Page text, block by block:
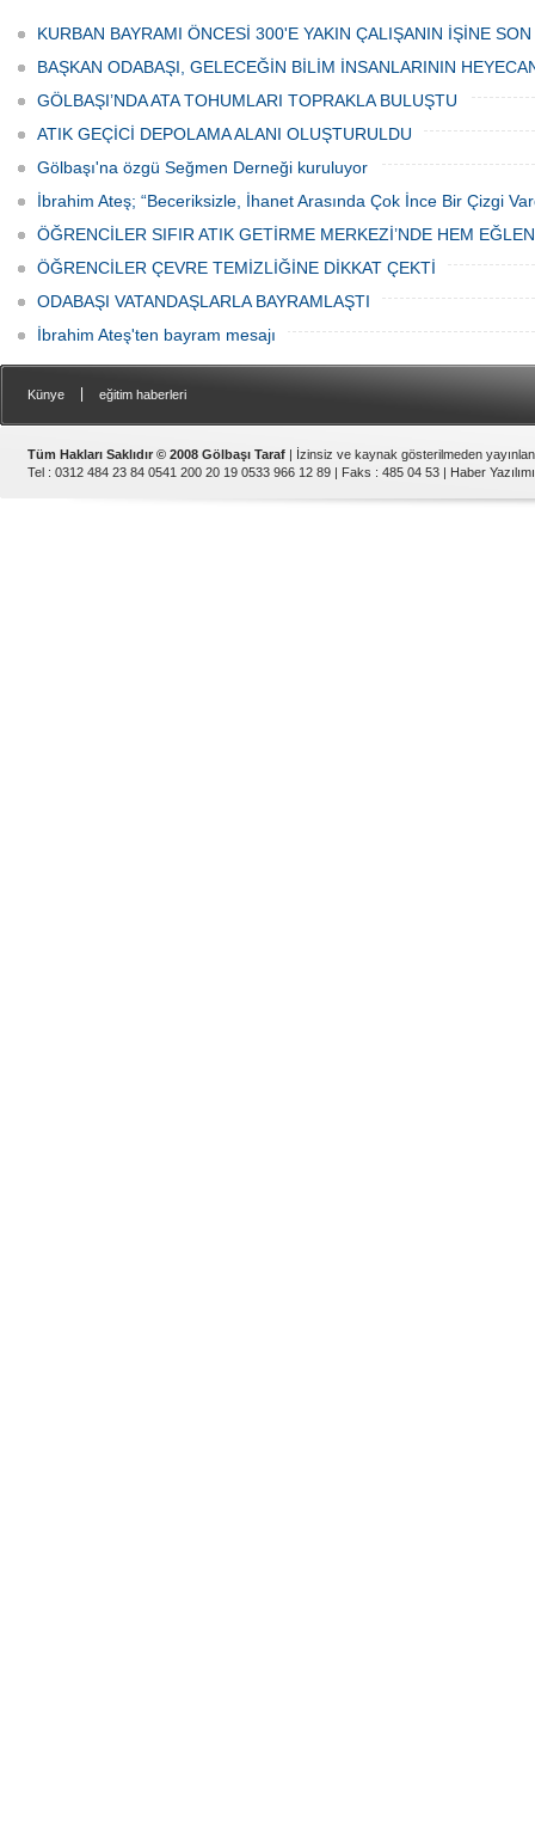
Haftası" etkinlikleri Ankara'da devam
ediyor.
bulunan esnaf ve alışverişe gelen
vatandaşlar park cezaları yüzünden
canından bezdi.
KURBAN BAYRAMI ÖNCESİ 300'E YAKIN ÇALIŞANIN İŞİNE
BAŞKAN ODABAŞI, GELECEĞİN BİLİM İNSANLARININ
GÖLBAŞI’NDA ATA TOHUMLARI TOPRAKLA BULUŞTU
ATIK GEÇİCİ DEPOLAMA ALANI OLUŞTURULDU
Gölbaşı'na özgü Seğmen Derneği kuruluyor
İbrahim Ateş; “Beceriksizle, İhanet Arasında Çok İnce Bir Çizgi
ÖĞRENCİLER SIFIR ATIK GETİRME MERKEZİ’NDE HEM
ÖĞRENCİLER ÇEVRE TEMİZLİĞİNE DİKKAT ÇEKTİ
ODABAŞI VATANDAŞLARLA BAYRAMLAŞTI
İbrahim Ateş'ten bayram mesajı
Künye eğitim haberleri
Tüm Hakları Saklıdır © 2008 Gölbaşı Taraf | İzinsiz ve kaynak gösterilmeden
Tel : 0312 484 23 84 0541 200 20 19 0533 966 12 89 | Faks : 485 04 53 | Haber Yazılımı